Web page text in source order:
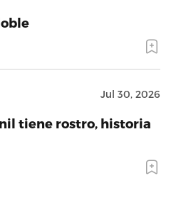
Jul 30, 2026
tiene rostro, historia